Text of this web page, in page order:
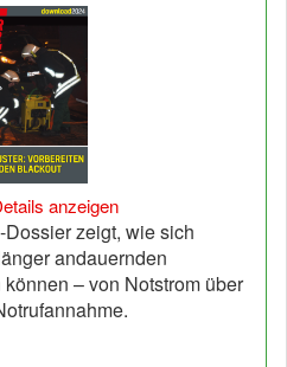
anzeigen
zeigt, wie sich
andauernden
– von Notstrom über